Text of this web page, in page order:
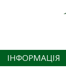
ІНФОРМАЦІЯ